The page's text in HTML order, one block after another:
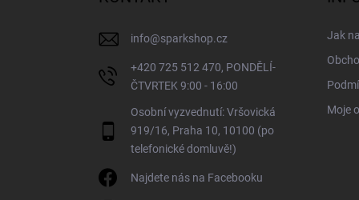
info@sparkshop.cz
+420 725 512 470, PONDĚLÍ-
ČTVRTEK 9:00 - 16:00
Osobní vyzvednutí: Vršovická
919/16, Praha 10, 10100 (po
telefonické domluvě!)
Najdete nás na Facebooku
Jak
Moje